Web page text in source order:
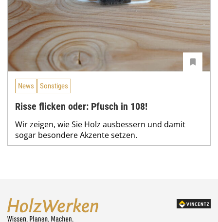
News Sonstiges
Risse flicken oder: Pfusch in 108!
Wir zeigen, wie Sie Holz ausbessern und damit
sogar besondere Akzente setzen.